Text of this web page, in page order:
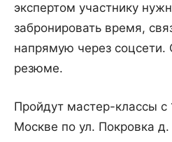
экспертом участнику
забронировать время,
напрямую через
резюме.
Пройдут мастер-классы с
Москве по ул. Покровка д.